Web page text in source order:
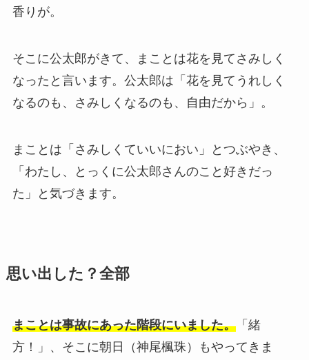
香りが。
そこに公太郎がきて、まことは花を見てさみしく
なったと言います。公太郎は「花を見てうれしく
なるのも、さみしくなるのも、自由だから」。
まことは「さみしくていいにおい」とつぶやき、
「わたし、とっくに公太郎さんのこと好きだっ
た」と気づきます。
思い出した？全部
まことは事故にあった階段にいました。「緒
方！」、そこに朝日（神尾楓珠）もやってきま